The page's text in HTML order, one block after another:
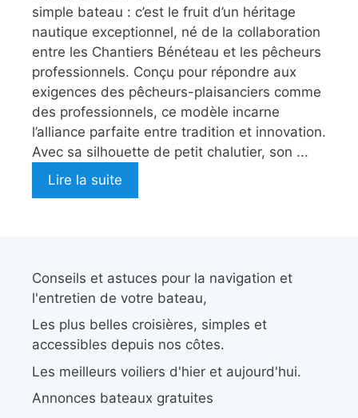
simple bateau : c’est le fruit d’un héritage
nautique exceptionnel, né de la collaboration
entre les Chantiers Bénéteau et les pêcheurs
professionnels. Conçu pour répondre aux
exigences des pêcheurs-plaisanciers comme
des professionnels, ce modèle incarne
l’alliance parfaite entre tradition et innovation.
Avec sa silhouette de petit chalutier, son ...
Lire la suite
Conseils et astuces pour la navigation et
l'entretien de votre bateau,
Les plus belles croisières, simples et
accessibles depuis nos côtes.
Les meilleurs voiliers d'hier et aujourd'hui.
Annonces bateaux gratuites